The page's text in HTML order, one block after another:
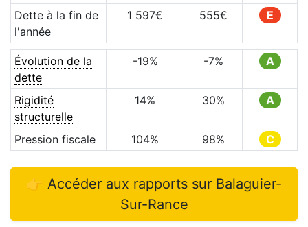
Dette à la fin de
l'année
1 597€ 555€ E
Évolution de la
dette
-19% -7% A
Rigidité
structurelle
14% 30% A
Pression fiscale 104% 98% C
👉 Accéder aux rapports sur Balaguier-
Sur-Rance